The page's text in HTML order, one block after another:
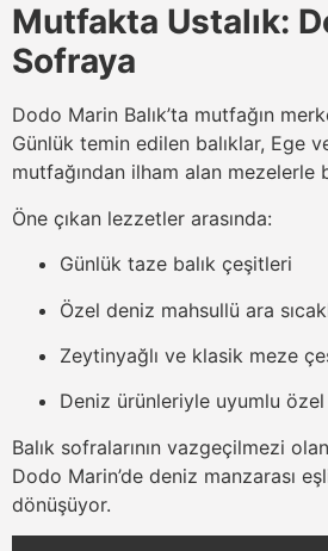
Mutfakta Ustalık:
Sofraya
Dodo Marin Balık’ta mutfağın
Günlük temin edilen balıklar, Ege
mutfağından ilham alan mezelerle
Öne çıkan lezzetler arasında:
Günlük taze balık çeşitleri
Özel deniz mahsullü ara
Zeytinyağlı ve klasik meze
Deniz ürünleriyle uyumlu
Balık sofralarının vazgeçilmezi
Dodo Marin’de deniz manzarası
dönüşüyor.